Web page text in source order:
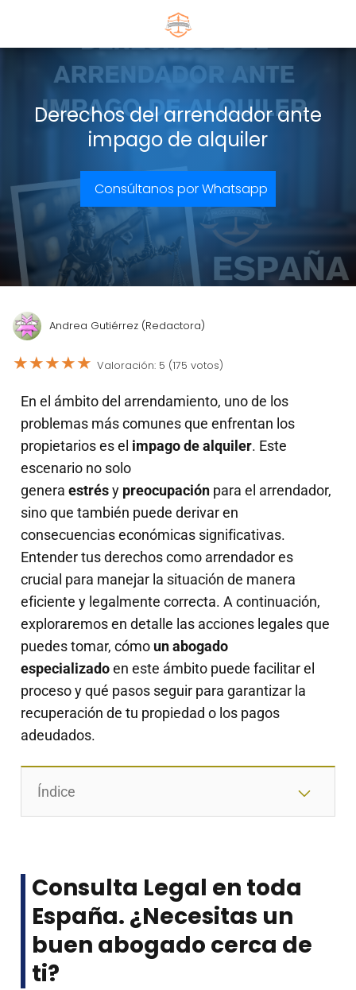
Derechos del arrendador ante
impago de alquiler
Consúltanos por Whatsapp
Andrea Gutiérrez (Redactora)
★★★★★ Valoración: 5 (175 votos)
En el ámbito del arrendamiento, uno de los
problemas más comunes que enfrentan los
propietarios es el impago de alquiler. Este
escenario no solo
genera estrésy preocupación para el arrendador,
sino que también puede derivar en
consecuencias económicas significativas.
Entender tus derechos como arrendador es
crucial para manejar la situación de manera
eficiente y legalmente correcta. A continuación,
exploraremos en detalle las acciones legales que
puedes tomar, cómo un abogado
especializadoen este ámbito puede facilitar el
proceso y qué pasos seguir para garantizar la
recuperación de tu propiedad o los pagos
adeudados.
Índice
Consulta Legal en toda
España. ¿Necesitas un
buen abogado cerca de
ti?​